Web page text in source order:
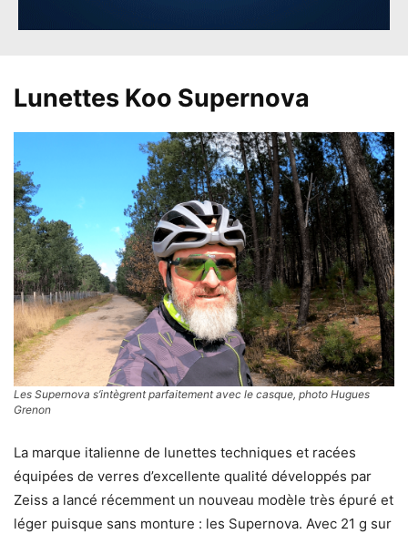
Lunettes Koo Supernova
Les Supernova s’intègrent parfaitement avec le casque, photo Hugues
Grenon
La marque italienne de lunettes techniques et racées
équipées de verres d’excellente qualité développés par
Zeiss a lancé récemment un nouveau modèle très épuré et
léger puisque sans monture : les Supernova. Avec 21 g sur